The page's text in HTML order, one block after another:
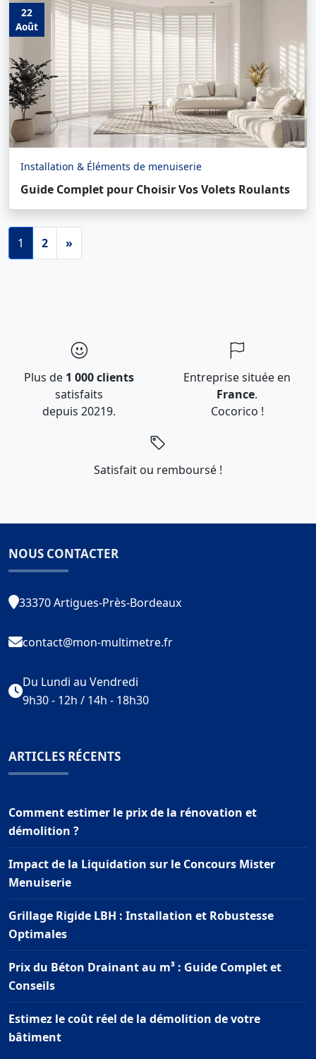
22
Août
Installation & Éléments de menuiserie
Guide Complet pour Choisir Vos Volets Roulants
1 2 »
Plus de 1 000 clients
satisfaits
depuis 20219.
Entreprise située en
France.
Cocorico !
Satisfait ou remboursé !
NOUS CONTACTER
33370 Artigues-Près-Bordeaux
contact@mon-multimetre.fr
Du Lundi au Vendredi
9h30 - 12h / 14h - 18h30
ARTICLES RÉCENTS
Comment estimer le prix de la rénovation et
démolition ?
Impact de la Liquidation sur le Concours Mister
Menuiserie
Grillage Rigide LBH : Installation et Robustesse
Optimales
Prix du Béton Drainant au m³ : Guide Complet et
Conseils
Estimez le coût réel de la démolition de votre
bâtiment